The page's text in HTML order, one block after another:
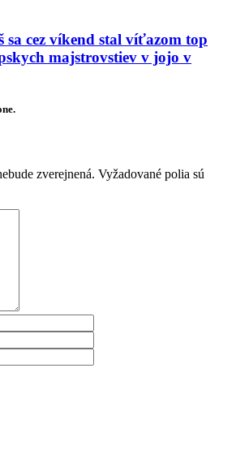
sa cez víkend stal víťazom top
majstrovstiev v jojo v
zverejnená. Vyžadované polia sú